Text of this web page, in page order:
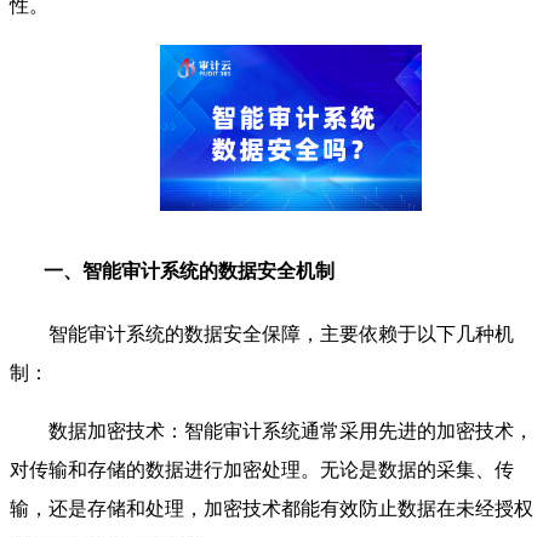
性。
一、智能审计系统的数据安全机制
智能审计系统的数据安全保障，主要依赖于以下几种机
制：
数据加密技术：智能审计系统通常采用先进的加密技术，
对传输和存储的数据进行加密处理。无论是数据的采集、传
输，还是存储和处理，加密技术都能有效防止数据在未经授权